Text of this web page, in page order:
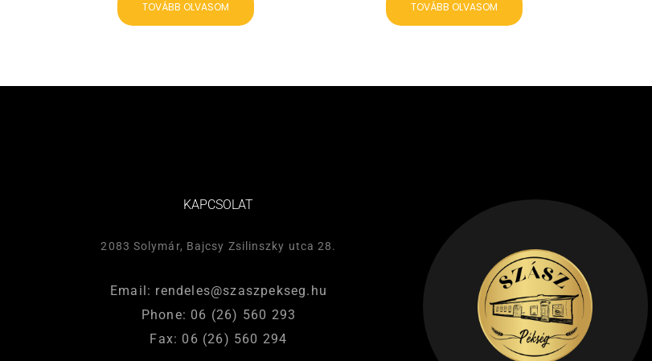
TOVÁBB OLVASOM TOVÁBB OLVASOM
KAPCSOLAT
2083 Solymár, Bajcsy Zsilinszky utca 28.
Email: rendeles@szaszpekseg.hu
Phone: 06 (26) 560 293
Fax: 06 (26) 560 294